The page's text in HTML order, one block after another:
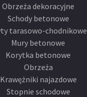
Obrzeża dekoracyjne
Schody betonowe
tarasowo-chodnikowe
Mury betonowe
Korytka betonowe
Obrzeża
Krawężniki najazdowe
Stopnie schodowe